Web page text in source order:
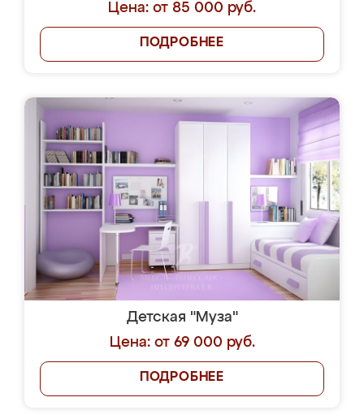
Цена: от 85 000 руб.
ПОДРОБНЕЕ
Детская "Муза"
Цена: от 69 000 руб.
ПОДРОБНЕЕ